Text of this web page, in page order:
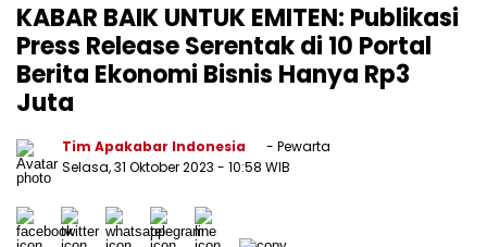
KABAR BAIK UNTUK EMITEN: Publikasi
Press Release Serentak di 10 Portal
Berita Ekonomi Bisnis Hanya Rp3
Juta
Tim Apakabar Indonesia
- Pewarta
Selasa, 31 Oktober 2023 - 10:58 WIB